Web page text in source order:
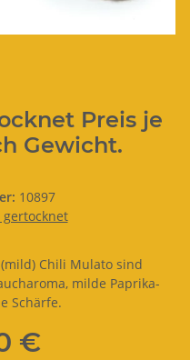
Preis je
Gewicht.
10897
gertocknet
Chili Mulato sind
milde Paprika-
Schärfe.
€